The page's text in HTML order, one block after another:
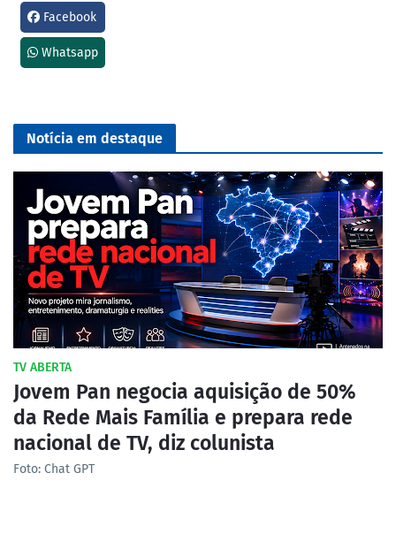
Facebook
Whatsapp
Notícia em destaque
TV ABERTA
Jovem Pan negocia aquisição de 50%
da Rede Mais Família e prepara rede
nacional de TV, diz colunista
Foto: Chat GPT